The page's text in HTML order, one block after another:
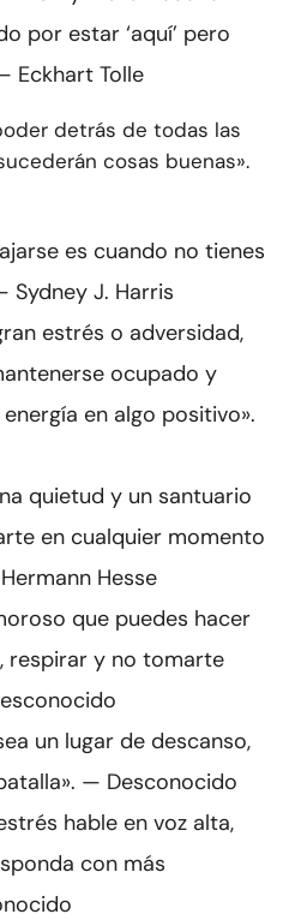
por estar ‘aquí’ pero
Eckhart Tolle
detrás de todas las
cosas buenas».
es cuando no tienes
Sydney J. Harris
estrés o adversidad,
ocupado y
en algo positivo».
quietud y un santuario
en cualquier momento
Hesse
que puedes hacer
respirar y no tomarte
un lugar de descanso,
— Desconocido
hable en voz alta,
con más